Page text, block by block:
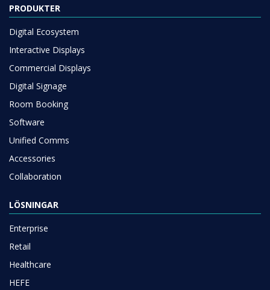
PRODUKTER
Digital Ecosystem
Interactive Displays
Commercial Displays
Digital Signage
Room Booking
Software
Unified Comms
Accessories
Collaboration
LÖSNINGAR
Enterprise
Retail
Healthcare
HEFE